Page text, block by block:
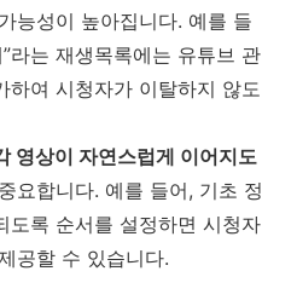
능성이 높아집니다. 예를 들
라는 재생목록에는 유튜브 관
하여 시청자가 이탈하지 않도
영상이 자연스럽게 이어지도
요합니다. 예를 들어, 기초 정
도록 순서를 설정하면 시청자
공할 수 있습니다.